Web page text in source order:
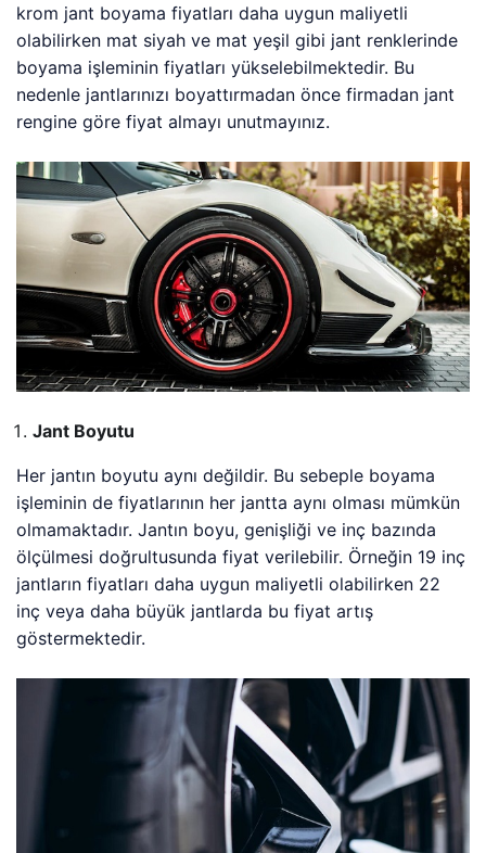
krom jant boyama fiyatları daha uygun maliyetli
olabilirken mat siyah ve mat yeşil gibi jant renklerinde
boyama işleminin fiyatları yükselebilmektedir. Bu
nedenle jantlarınızı boyattırmadan önce firmadan jant
rengine göre fiyat almayı unutmayınız.
Jant Boyutu
Her jantın boyutu aynı değildir. Bu sebeple boyama
işleminin de fiyatlarının her jantta aynı olması mümkün
olmamaktadır. Jantın boyu, genişliği ve inç bazında
ölçülmesi doğrultusunda fiyat verilebilir. Örneğin 19 inç
jantların fiyatları daha uygun maliyetli olabilirken 22
inç veya daha büyük jantlarda bu fiyat artış
göstermektedir.